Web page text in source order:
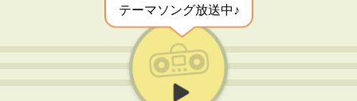
テーマソング放送中♪